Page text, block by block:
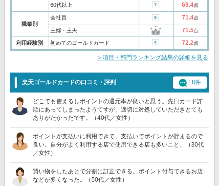
60代以上 69.4点
職業別
会社員 71.4点
主婦・主夫 71.5点
利用経験別 初めてのゴールドカード 72.2点
＞項目・部門ランキング結果の詳細を見る
楽天ゴールドカードの口コミ・評判 18件
どこでも使えるしポイントの還元率が良いと思う。先日カード詐
欺にあってしまったようてすが、適切に対処していただきとても
ありがたかったです。（40代／女性）
ポイントが支払いに利用できて、支払いでポイントが貯まるので
良い。自分がよく利用する店で使用できる店も多いこと。（30代
／女性）
買い物をしたあとで分割に訂正できる。ポイント付与できるお店
などが多くなった。（50代／女性）